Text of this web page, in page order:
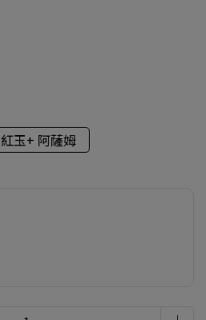
紅玉+ 阿薩姆